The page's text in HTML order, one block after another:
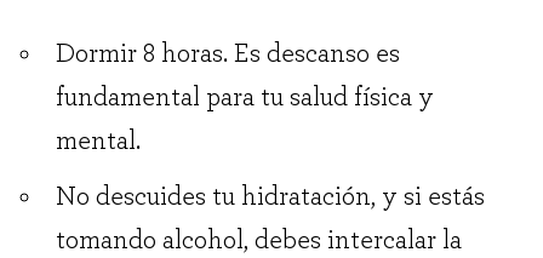
Dormir 8 horas. Es descanso es
fundamental para tu salud física y
mental.
No descuides tu hidratación, y si estás
tomando alcohol, debes intercalar la